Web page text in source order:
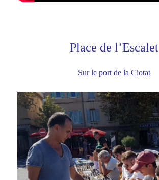
Place de l’Escalet
Sur le port de la Ciotat